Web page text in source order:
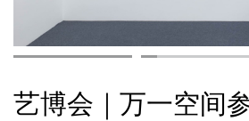
艺博会｜万一空间